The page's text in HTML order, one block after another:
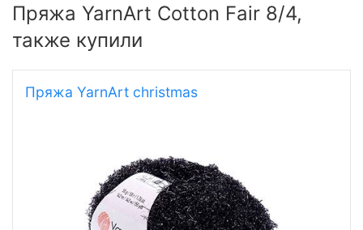
Пряжа YarnArt Cotton Fair 8/4,
также купили
Пряжа YarnArt christmas